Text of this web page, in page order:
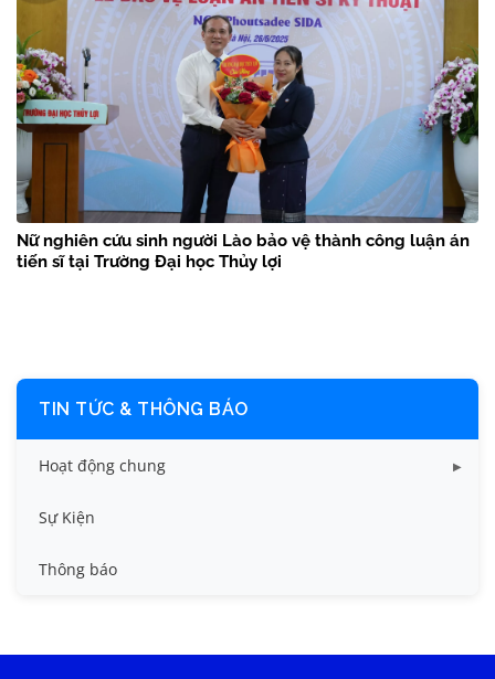
Nữ nghiên cứu sinh người Lào bảo vệ thành công luận án
tiến sĩ tại Trường Đại học Thủy lợi
TIN TỨC & THÔNG BÁO
Hoạt động chung
Tin công tác sinh viên
Tin đào tạo
Tin tức chung
Sự Kiện
Thông báo